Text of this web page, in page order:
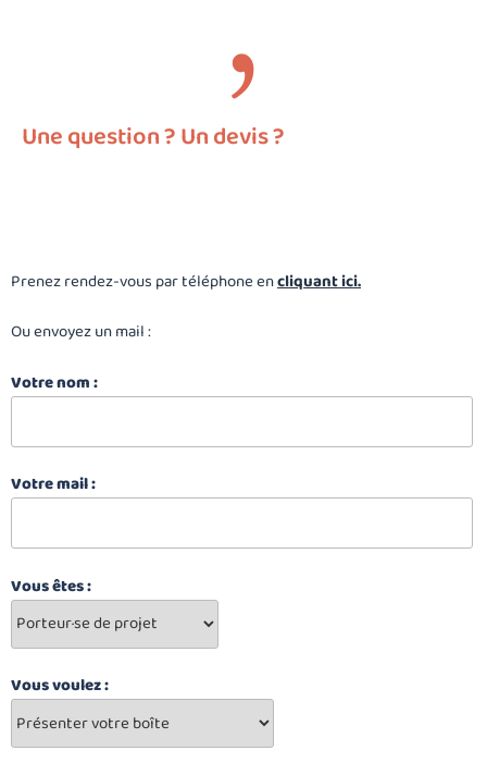
Une question ? Un devis ?
Prenez rendez-vous par téléphone encliquant ici.
Ou envoyez un mail :
Votre nom :
Votre mail :
Vous êtes :
Vous voulez :